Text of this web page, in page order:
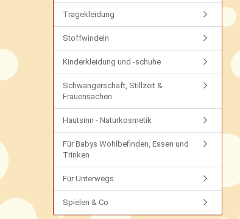
Tragekleidung
Stoffwindeln
Kinderkleidung und -schuhe
Schwangerschaft, Stillzeit &
Frauensachen
Hautsinn - Naturkosmetik
Für Babys Wohlbefinden, Essen und
Trinken
Für Unterwegs
Spielen & Co